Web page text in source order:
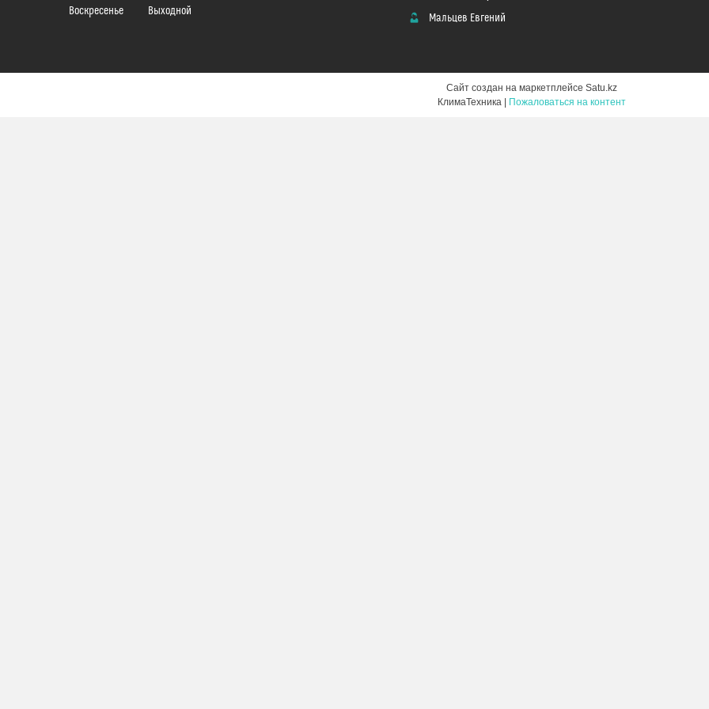
Воскресенье Выходной
Мальцев Евгений
Сайт создан на маркетплейсе Satu.kz
Пожаловаться на контент